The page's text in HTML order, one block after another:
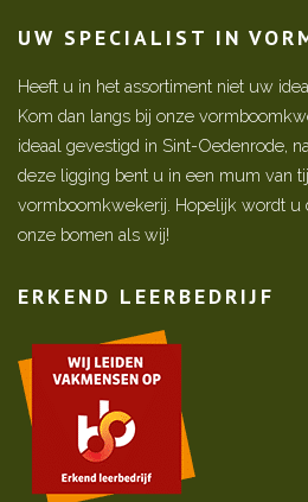
UW SPECIALIST IN
Heeft u in het assortiment niet uw
Kom dan langs bij onze
ideaal gevestigd in Sint-Oedenrode,
deze ligging bent u in een mum van
vormboomkwekerij. Hopelijk wordt u
onze bomen als wij!
ERKEND LEERBEDRIJF